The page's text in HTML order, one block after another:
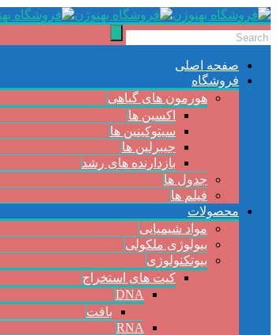
صفحه اصلی
فروشگاه
هورمون های گیاهی
اکسین ها
سیتوکینین ها
جیبرلین ها
بازدارنده های رشد
جدول ها
فیلم ها
محصولات
مواد شیمیایی
بیولوژی ملکولی
بیوتکنولوژی
کیت های استخراج
DNA
بافت
RNA